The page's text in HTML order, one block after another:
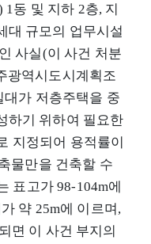
동 및 지하 2층, 지
대 규모의 업무시설
사실(이 사건 처분
광역시도시계획조
대가 저층주택을 중
하기 위하여 필요한
지정되어 용적률이
물만을 건축할 수
표고가 98-104m에
약 25m에 이르며,
면 이 사건 부지의